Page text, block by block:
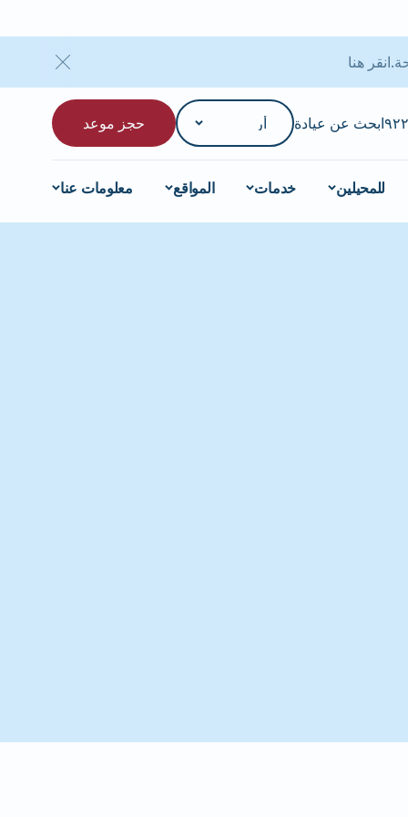
ابحث عن عيادة حجز موعد
للمحيلين خدمات المواقع معلومات عنا
انقر هنا